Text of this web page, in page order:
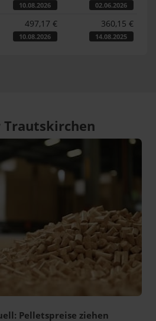
10.08.2026 02.06.2026
497,17 €
10.08.2026
360,15 €
14.08.2025
Pelletspreise ziehen